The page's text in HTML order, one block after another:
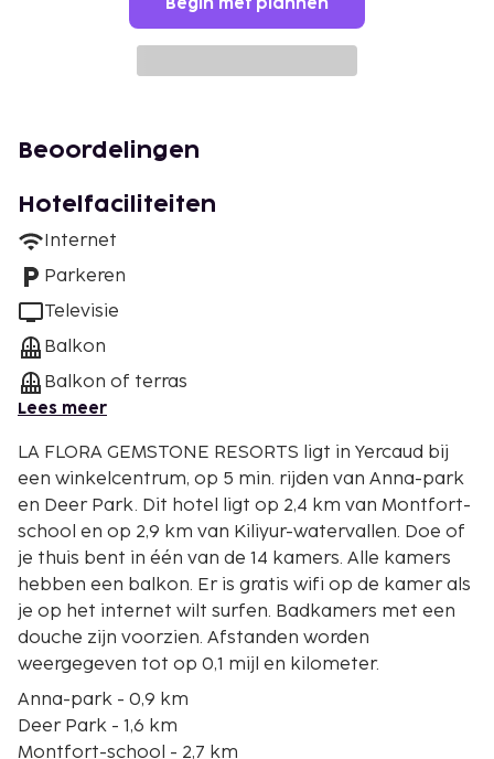
Begin met plannen
Beoordelingen
Hotelfaciliteiten
Internet
Parkeren
Televisie
Balkon
Balkon of terras
Lees meer
LA FLORA GEMSTONE RESORTS ligt in Yercaud bij
een winkelcentrum, op 5 min. rijden van Anna-park
en Deer Park. Dit hotel ligt op 2,4 km van Montfort-
school en op 2,9 km van Kiliyur-watervallen. Doe of
je thuis bent in één van de 14 kamers. Alle kamers
hebben een balkon. Er is gratis wifi op de kamer als
je op het internet wilt surfen. Badkamers met een
douche zijn voorzien. Afstanden worden
weergegeven tot op 0,1 mijl en kilometer.
Anna-park - 0,9 km
Deer Park - 1,6 km
Montfort-school - 2,7 km